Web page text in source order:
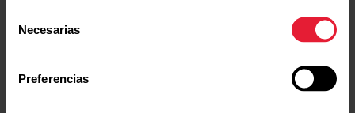
Necesarias
Preferencias